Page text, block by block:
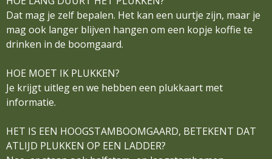
Dat mag je zelf bepalen. Het kan een uurtje zijn, maar je
mag ook langer blijven hangen om een kopje koffie te
drinken in de boomgaard.
HOE MOET IK PLUKKEN?
Je krijgt uitleg en we hebben een plukkaart met
informatie.
HET IS EEN HOOGSTAMBOOMGAARD, BETEKENT DAT
ATLIJD PLUKKEN OP EEN LADDER?